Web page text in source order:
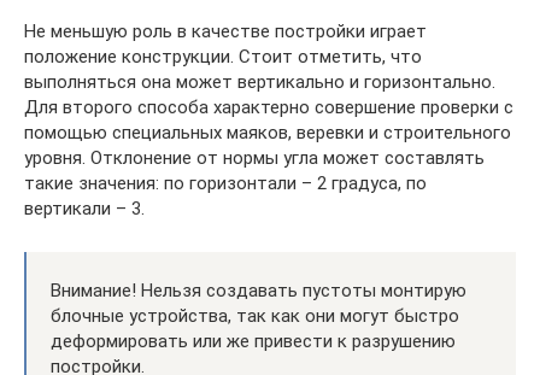
Не меньшую роль в качестве постройки играет
положение конструкции. Стоит отметить, что
выполняться она может вертикально и горизонтально.
Для второго способа характерно совершение проверки с
помощью специальных маяков, веревки и строительного
уровня. Отклонение от нормы угла может составлять
такие значения: по горизонтали – 2 градуса, по
вертикали – 3.
Внимание! Нельзя создавать пустоты монтирую
блочные устройства, так как они могут быстро
деформировать или же привести к разрушению
постройки.